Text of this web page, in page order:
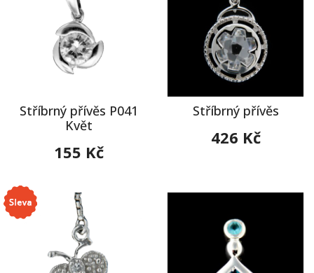
Stříbrný přívěs P041
Květ
155 Kč
Stříbrný přívěs
426 Kč